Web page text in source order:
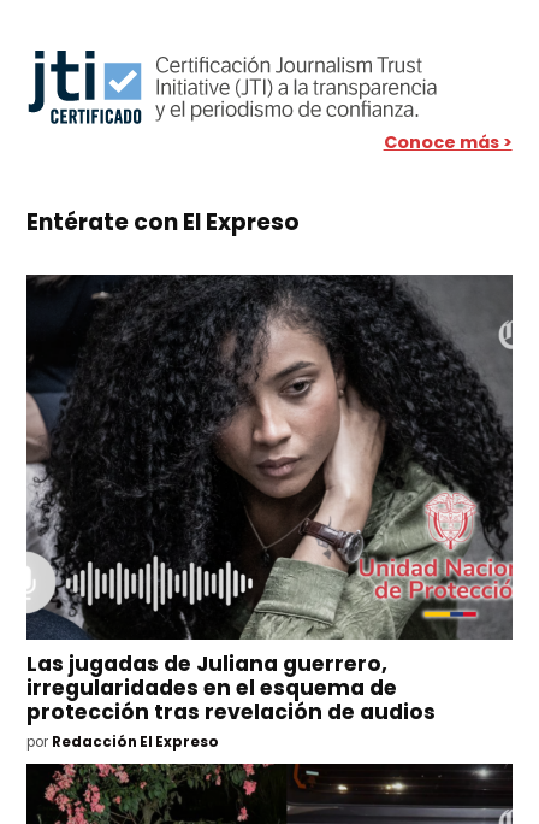
Conoce más >
Entérate con El Expreso
Las jugadas de Juliana guerrero,
irregularidades en el esquema de
protección tras revelación de audios
por Redacción El Expreso